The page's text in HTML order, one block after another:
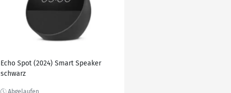
Echo Spot (2024) Smart Speaker
schwarz